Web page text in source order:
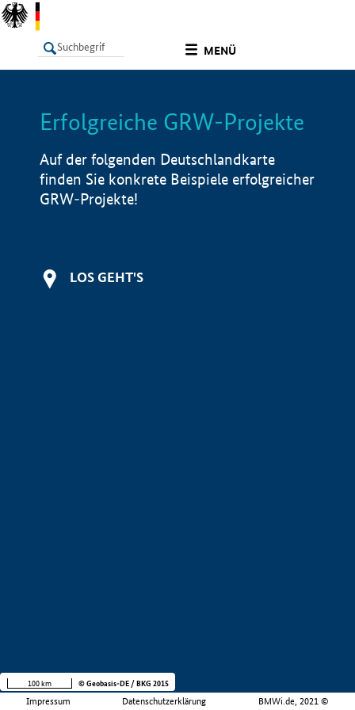
MENÜ
LISTE Info
Erfolgreiche GRW-Projekte
Auf der folgenden Deutschlandkarte
finden Sie konkrete Beispiele erfolgreicher
GRW-Projekte!
LOS GEHT'S
Impressum Datenschutzerklärung BMWi.de, 2021 ©
100 km © Geobasis-DE / BKG 2015